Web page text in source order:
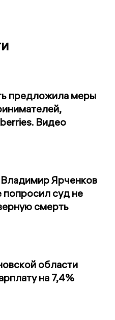
предложила меры
Видео
Ярченков
суд не
смерть
области
на 7,4%